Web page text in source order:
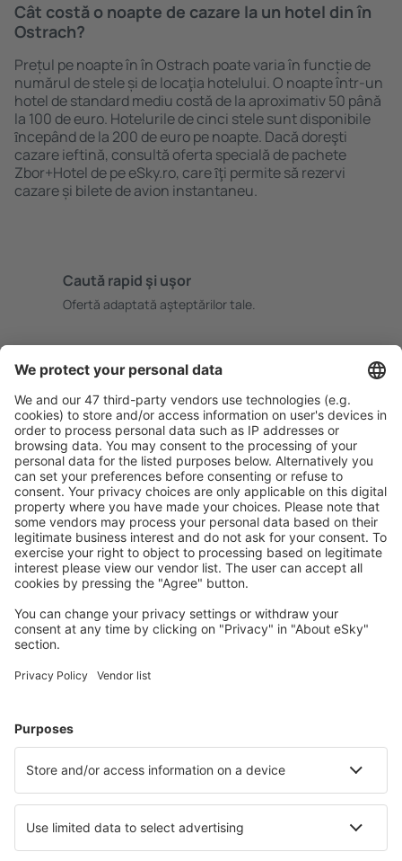
Cât costă o noapte de cazare la un hotel din în
Ostrach?
Prețul pe noapte în în Ostrach poate varia în funcție de
numărul de stele și de locaţia hotelului. O noapte într-un
hotel de standard mediu costă de la aproximativ 50 până
la 100 de euro. Hotelurile de cinci stele sunt disponibile
ȋncepând de la 200 de euro pe noapte. Dacă doreşti
cazare ieftină, consultă oferta specială de pachete
Zbor+Hotel de pe eSky.ro, care ȋţi permite să rezervi
cazare și bilete de avion instantaneu.
Caută rapid şi uşor
Ofertă adaptată aşteptărilor tale.
Rezervare fără griji cu opțiune gratuită de anulare.
Economiseşte mai mult
Prețuri atractive și oferte speciale pentru utilizatorii
conectați.
Cazarea preferată
Alege din peste 1,3 mil. de opţiuni: hoteluri, cabane,
apartamente și altele.
Cele mai căutate hoteluri de către utilizatorii eSky
Hoteluri în Germania - Orașe populare
Hoteluri în Westerland
Hoteluri în Gromitz Hoteluri în Boltenhagen
Hoteluri în Rankwitz Hoteluri în Greetsiel